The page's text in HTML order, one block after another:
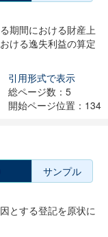
期間における財産上
ける逸失利益の算定
引用形式で表示
総ページ数：5
開始ページ位置：134
サンプル
とする登記を原状に